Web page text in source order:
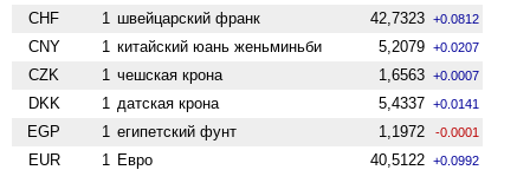
CHF 1 швейцарский франк 42,7323 +0.0812
CNY 1 китайский юань женьминьби 5,2079 +0.0207
CZK 1 чешская крона 1,6563 +0.0007
DKK 1 датская крона 5,4337 +0.0141
EGP 1 египетский фунт 1,1972 -0.0001
EUR 1 Евро 40,5122 +0.0992